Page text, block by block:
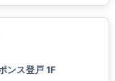
ンス登戸 1F